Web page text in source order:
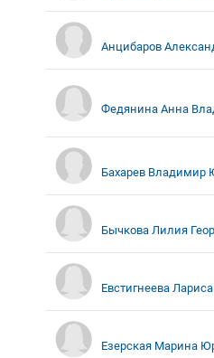
Анцибаров
Федянина Анна
Бахарев Владимир
Бычкова Лилия
Евстигнеева
Езерская Марина